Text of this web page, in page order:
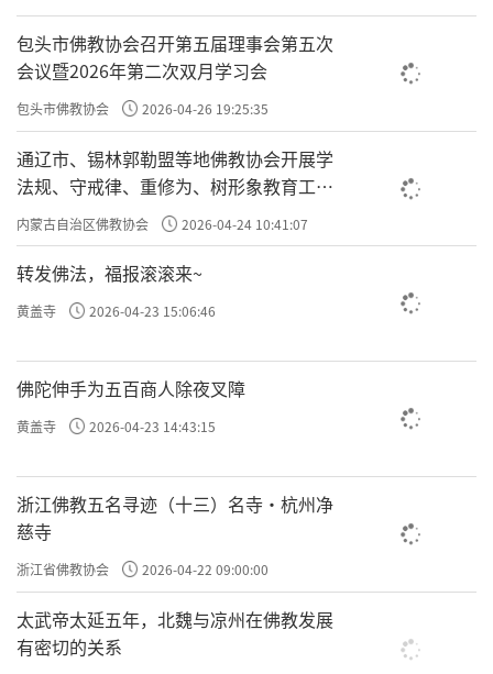
包头市佛教协会召开第五届理事会第五次
会议暨2026年第二次双月学习会
包头市佛教协会 2026-04-26 19:25:35
通辽市、锡林郭勒盟等地佛教协会开展学
法规、守戒律、重修为、树形象教育工作
专题学习会
内蒙古自治区佛教协会 2026-04-24 10:41:07
转发佛法，福报滚滚来~
黄盖寺 2026-04-23 15:06:46
佛陀伸手为五百商人除夜叉障
黄盖寺 2026-04-23 14:43:15
浙江佛教五名寻迹（十三）名寺·杭州净
慈寺
浙江省佛教协会 2026-04-22 09:00:00
太武帝太延五年，北魏与凉州在佛教发展
有密切的关系